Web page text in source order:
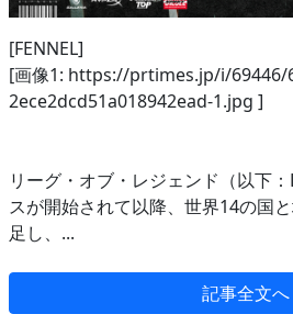
[FENNEL]
[画像1: https://prtimes.jp/i/69446/
2ece2dcd51a018942ead-1.jpg ]
リーグ・オブ・レジェンド（以下
スが開始されて以降、世界14の国
足し、...
記事全文へ